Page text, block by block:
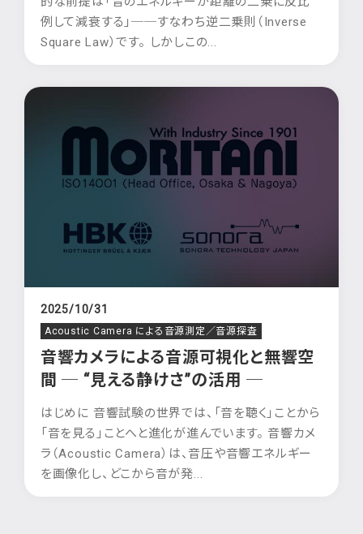
例して減衰する」──すなわち逆二乗則（Inverse
Square Law）です。 しかしこの...
2025/10/31
Acoustic Camera による音源測定／音源探査
音響カメラによる音源可視化と無響空
間 ─ “見える静けさ”の活用 ─
はじめに 音響試験の世界では、「音を聴く」ことから
「音を見る」ことへと進化が進んでいます。 音響カメ
ラ（Acoustic Camera）は、音圧や音響エネルギー
を画像化し、どこから音が発...